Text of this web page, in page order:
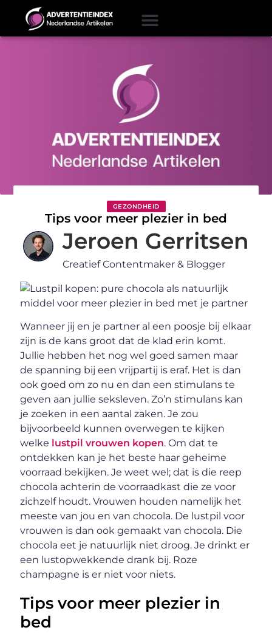
GEZONDHEID
Tips voor meer plezier in bed
Jeroen Gerritsen
Creatief Contentmaker & Blogger
Wanneer jij en je partner al een poosje bij elkaar
zijn is de kans groot dat de klad erin komt.
Jullie hebben het nog wel goed samen maar
de spanning bij een vrijpartij is eraf. Het is dan
ook goed om zo nu en dan een stimulans te
geven aan jullie seksleven. Zo’n stimulans kan
je zoeken in een aantal zaken. Je zou
bijvoorbeeld kunnen overwegen te kijken
welke lustpil vrouwen kopen. Om dat te
ontdekken kan je het beste haar geheime
voorraad bekijken. Je weet wel; dat is die reep
chocola achterin de voorraadkast die ze voor
zichzelf houdt. Vrouwen houden namelijk het
meeste van jou en van chocola. De lustpil voor
vrouwen is dan ook gemaakt van chocola. Die
chocola eet je natuurlijk niet droog. Je drinkt er
een lustopwekkende drank bij. Roze
champagne is er niet voor niets.
Tips voor meer plezier in
bed